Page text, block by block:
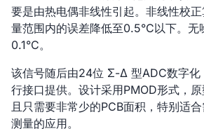
要是由热电偶非线性引起。非线性校
量范围内的误差降低至0.5°C以下。无
0.1°C。
该信号随后由24位 Σ-Δ 型ADC数字化
行接口提供。设计采用PMOD形式，原
且只需要非常少的PCB面积，特别适
测量的应用。